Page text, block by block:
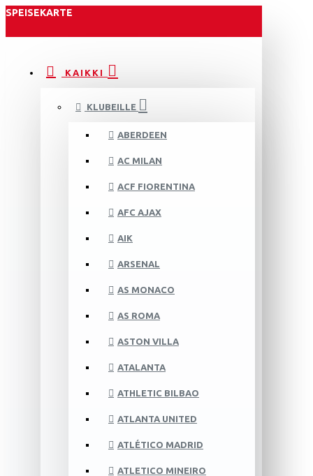
SPEISEKARTE
KAIKKI
KLUBEILLE
ABERDEEN
AC MILAN
ACF FIORENTINA
AFC AJAX
AIK
ARSENAL
AS MONACO
AS ROMA
ASTON VILLA
ATALANTA
ATHLETIC BILBAO
ATLANTA UNITED
ATLÉTICO MADRID
ATLETICO MINEIRO